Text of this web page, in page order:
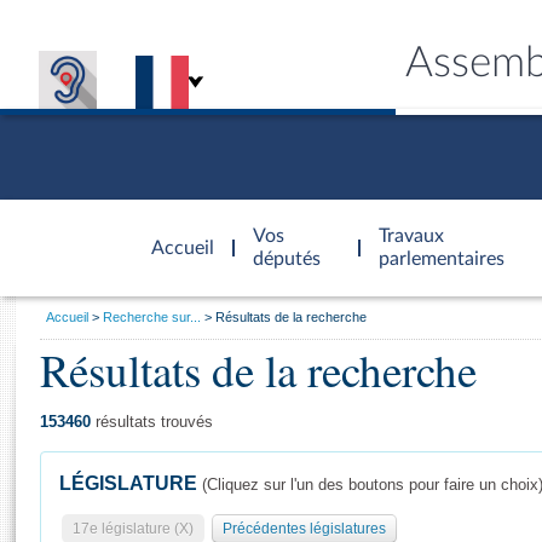
Accueil
d'accueil
Vos
députés
Travaux
parlementaires
Général
Vous
Accueil Recherche sur... Résultats de la recherche
Résultats de la recherche
153460 résultats trouvés
LÉGISLATURE (Cliquez sur l'un des boutons pour faire un choix)
17e législature (X) Précédentes législatures